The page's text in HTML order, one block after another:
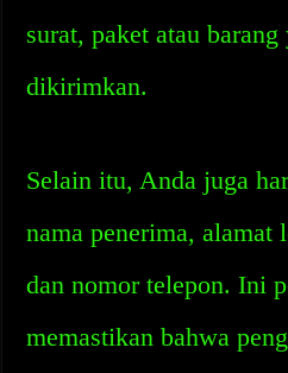
surat, paket atau barang
dikirimkan.
Selain itu, Anda juga
nama penerima, alamat
dan nomor telepon. Ini
memastikan bahwa